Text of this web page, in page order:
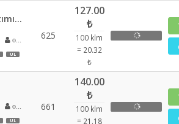
Teknoloji Hayatımızı Şekillendiren Görünmez Güç
UL
625
127.00
₺
100 klm
= 20.32
₺
UL
661
140.00
₺
100 klm
= 21.18